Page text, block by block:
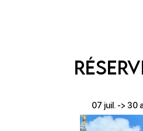
07 juil. -> 30